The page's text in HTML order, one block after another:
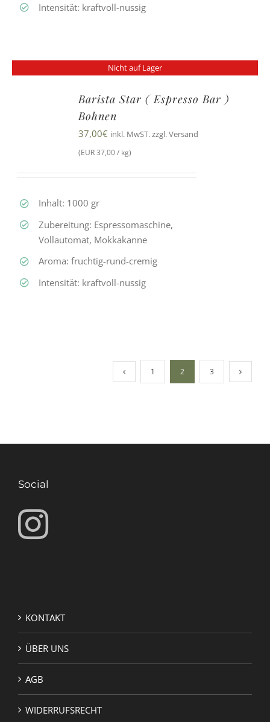
Intensität: kraftvoll-nussig
Nicht auf Lager
Barista Star ( Espresso Bar )
Bohnen
37,00€ inkl. MwST. zzgl. Versand
(EUR 37,00 / kg)
Inhalt: 1000 gr
Zubereitung: Espressomaschine,
Vollautomat, Mokkakanne
Aroma: fruchtig-rund-cremig
Intensität: kraftvoll-nussig
1 2 3
Social
KONTAKT
ÜBER UNS
AGB
WIDERRUFSRECHT